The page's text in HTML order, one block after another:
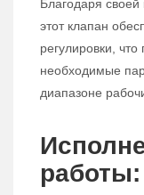
Благодаря своей
этот клапан
регулировки,
необходимые
диапазоне
работы: